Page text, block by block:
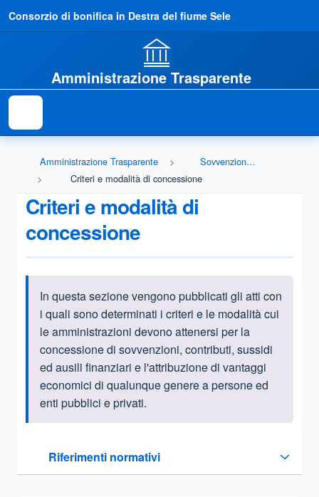
Consorzio di bonifica in Destra del fiume Sele
Amministrazione Trasparente
Amministrazione Trasparente
Sovvenzioni, contributi, sussidi, vantaggi economici
Criteri e modalità di concessione
Criteri e modalità di
concessione
Informazioni introduttive
In questa sezione vengono pubblicati gli atti con
i quali sono determinati i criteri e le modalità cui
le amministrazioni devono attenersi per la
concessione di sovvenzioni, contributi, sussidi
ed ausili finanziari e l'attribuzione di vantaggi
economici di qualunque genere a persone ed
enti pubblici e privati.
Riferimenti normativi
Sezione compressa